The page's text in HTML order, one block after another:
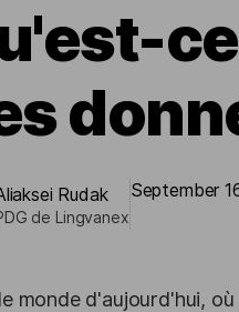
Rudak
de Lingvanex
September
monde d'aujourd'hui,